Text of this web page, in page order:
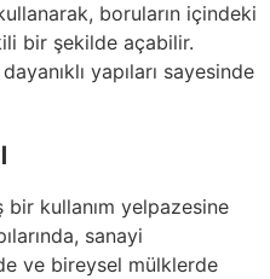
boruların içindeki
bir şekilde açabilir.
yapıları sayesinde
kullanım yelpazesine
sanayi
ve bireysel mülklerde